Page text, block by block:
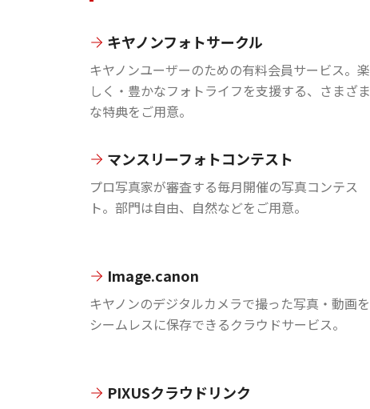
キヤノンフォトサークル
キヤノンユーザーのための有料会員サービス。楽
しく・豊かなフォトライフを支援する、さまざま
な特典をご用意。
マンスリーフォトコンテスト
プロ写真家が審査する毎月開催の写真コンテス
ト。部門は自由、自然などをご用意。
Image.canon
キヤノンのデジタルカメラで撮った写真・動画を
シームレスに保存できるクラウドサービス。
PIXUSクラウドリンク